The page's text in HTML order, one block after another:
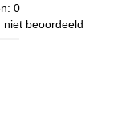
0
niet beoordeeld